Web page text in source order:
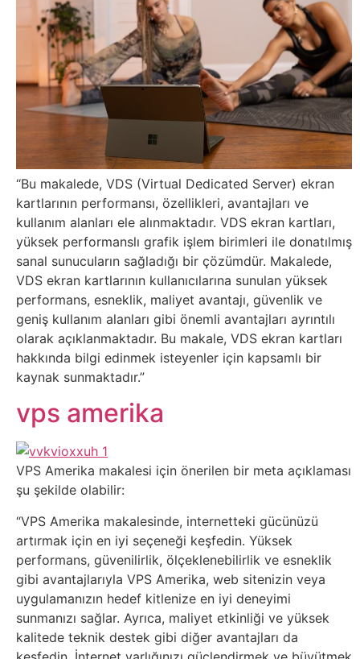
Din
Dokümanlar
Domain
Download
E-
Devlet
Eğitim
Elektronik
Cihazlar
Facebook
Felsefe
Finans
Genel
Gezi
Gizem
Grafik
“Bu makalede, VDS (Virtual Dedicated Server) ekran
kartlarının performansı, özellikleri, avantajları ve
kullanım alanları ele alınmaktadır. VDS ekran kartları,
yüksek performanslı grafik işlem birimleri ile donatılmış
sanal sunucuların sağladığı bir çözümdür. Makalede,
VDS ekran kartlarının kullanıcılarına sunulan yüksek
performans, esneklik, maliyet avantajı, güvenlik ve
geniş kullanım alanları gibi önemli avantajları ayrıntılı
olarak açıklanmaktadır. Bu makale, VDS ekran kartları
hakkında bilgi edinmek isteyenler için kapsamlı bir
kaynak sunmaktadır.”
vps amerika
VPS Amerika makalesi için önerilen bir meta açıklaması
şu şekilde olabilir:
“VPS Amerika makalesinde, internetteki gücünüzü
artırmak için en iyi seçeneği keşfedin. Yüksek
performans, güvenilirlik, ölçeklenebilirlik ve esneklik
gibi avantajlarıyla VPS Amerika, web sitenizin veya
uygulamanızın hedef kitlenize en iyi deneyimi
sunmanızı sağlar. Ayrıca, maliyet etkinliği ve yüksek
kalitede teknik destek gibi diğer avantajları da